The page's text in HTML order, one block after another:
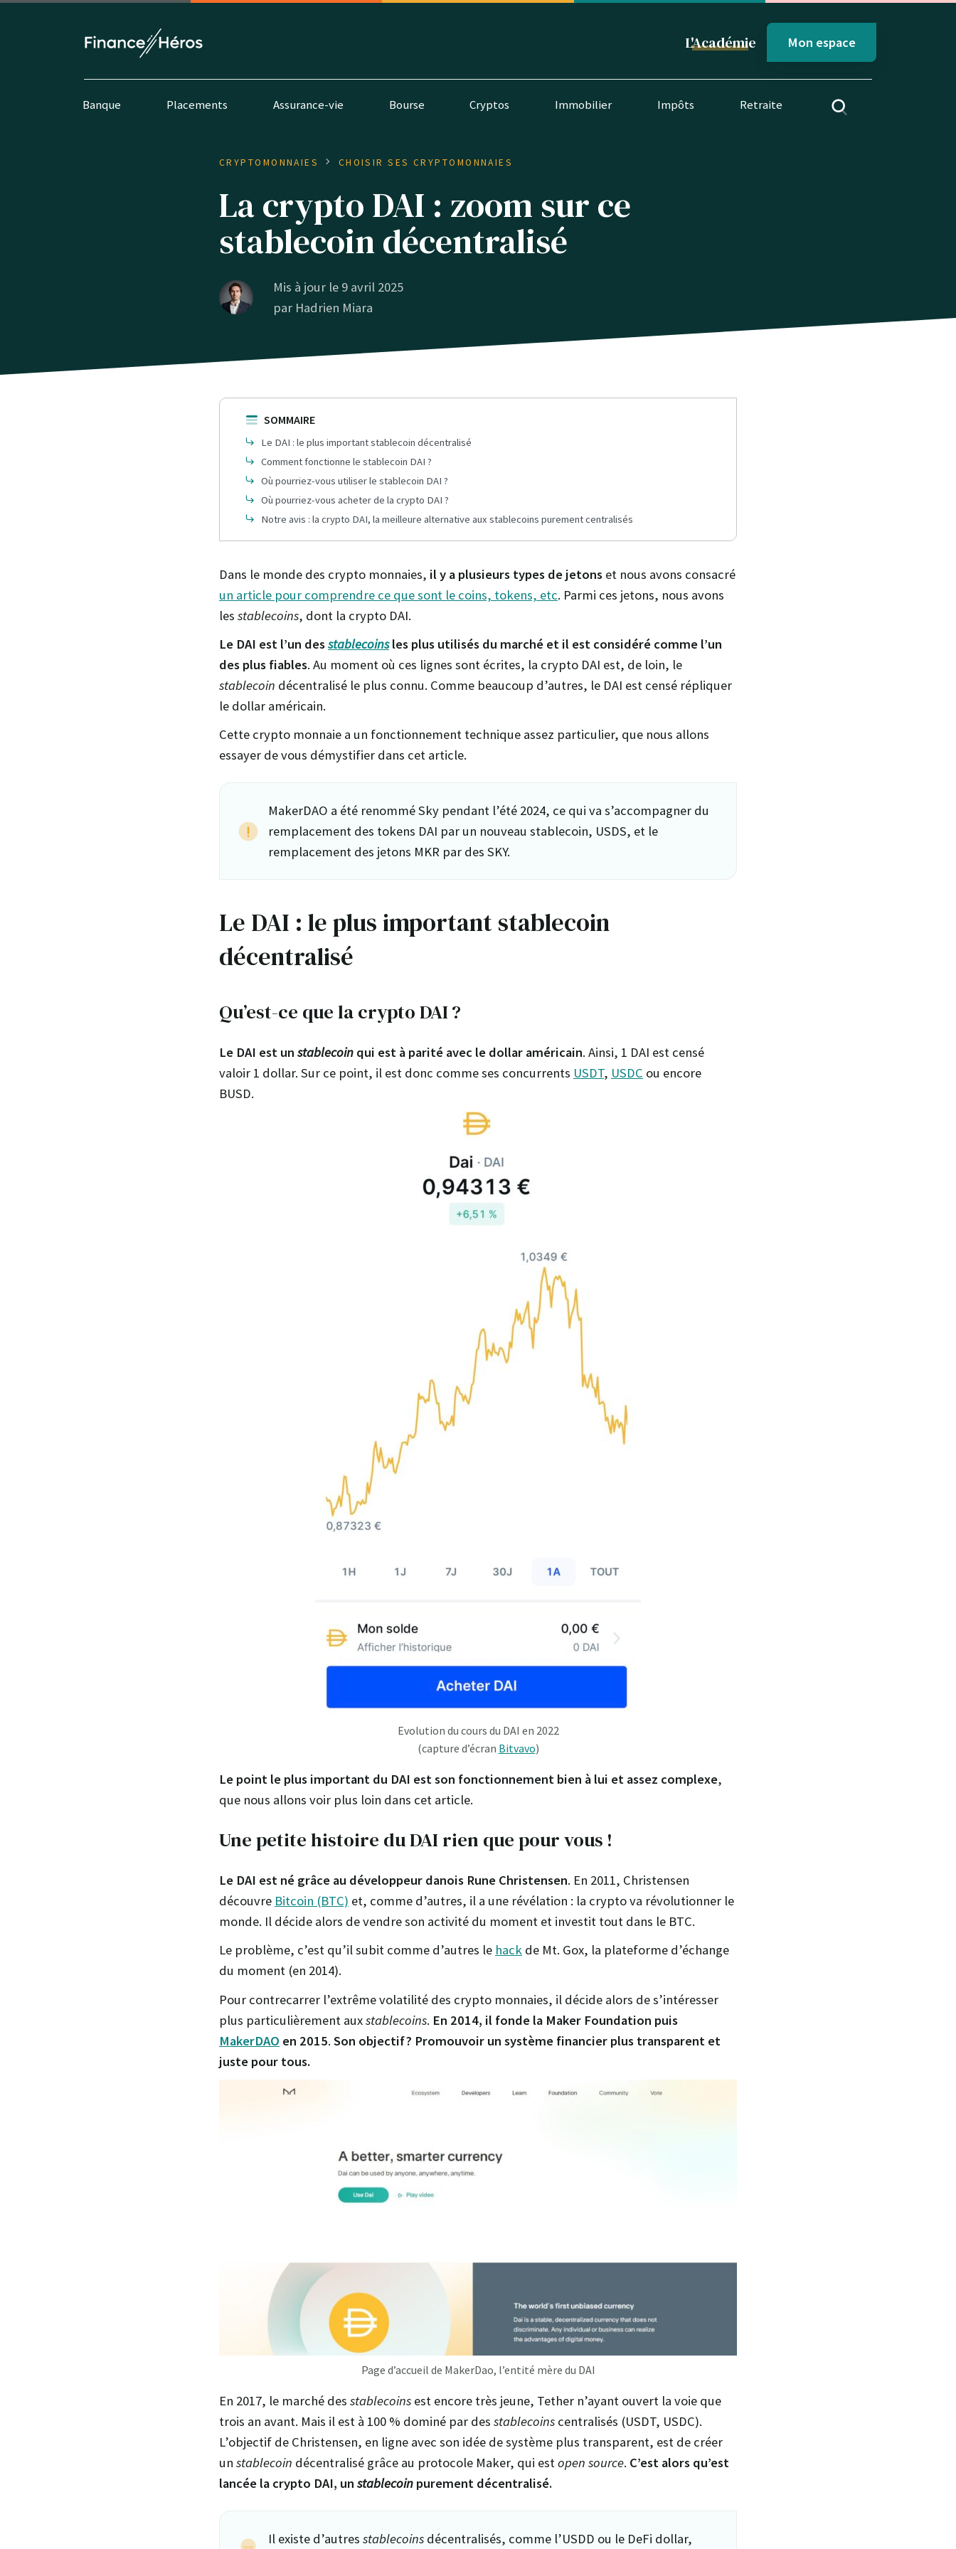
L'Académie Mon espace
Banque Placements Assurance-vie Bourse Cryptos Immobilier Impôts Retraite
CRYPTOMONNAIES CHOISIR SES CRYPTOMONNAIES
La crypto DAI : zoom sur ce
stablecoin décentralisé
Mis à jour le 9 avril 2025
par Hadrien Miara
SOMMAIRE
Le DAI : le plus important stablecoin décentralisé
Comment fonctionne le stablecoin DAI ?
Où pourriez-vous utiliser le stablecoin DAI ?
Où pourriez-vous acheter de la crypto DAI ?
Notre avis : la crypto DAI, la meilleure alternative aux stablecoins purement centralisés
Dans le monde des crypto monnaies, il y a plusieurs types de jetons et nous avons consacré
un article pour comprendre ce que sont le coins, tokens, etc. Parmi ces jetons, nous avons
les stablecoins, dont la crypto DAI.
Le DAI est l’un desstablecoinsles plus utilisés du marché et il est considéré comme l’un
des plus fiables. Au moment où ces lignes sont écrites, la crypto DAI est, de loin, le
stablecoin décentralisé le plus connu. Comme beaucoup d’autres, le DAI est censé répliquer
le dollar américain.
Cette crypto monnaie a un fonctionnement technique assez particulier, que nous allons
essayer de vous démystifier dans cet article.
MakerDAO a été renommé Sky pendant l’été 2024, ce qui va s’accompagner du
remplacement des tokens DAI par un nouveau stablecoin, USDS, et le
remplacement des jetons MKR par des SKY.
Le DAI : le plus important stablecoin
décentralisé
Qu’est-ce que la crypto DAI ?
Le DAI est un stablecoin qui est à parité avec le dollar américain. Ainsi, 1 DAI est censé
valoir 1 dollar. Sur ce point, il est donc comme ses concurrents USDT, USDC ou encore
BUSD.
Evolution du cours du DAI en 2022
(capture d’écran Bitvavo)
Le point le plus important du DAI est son fonctionnement bien à lui et assez complexe,
que nous allons voir plus loin dans cet article.
Une petite histoire du DAI rien que pour vous !
Le DAI est né grâce au développeur danois Rune Christensen. En 2011, Christensen
découvre Bitcoin (BTC) et, comme d’autres, il a une révélation : la crypto va révolutionner le
monde. Il décide alors de vendre son activité du moment et investit tout dans le BTC.
Le problème, c’est qu’il subit comme d’autres le hack de Mt. Gox, la plateforme d’échange
du moment (en 2014).
Pour contrecarrer l’extrême volatilité des crypto monnaies, il décide alors de s’intéresser
plus particulièrement auxstablecoins. En 2014, il fonde la Maker Foundation puis
MakerDAO en 2015. Son objectif ? Promouvoir un système financier plus transparent et
juste pour tous.
Page d’accueil de MakerDao, l’entité mère du DAI
En 2017, le marché des stablecoins est encore très jeune, Tether n’ayant ouvert la voie que
trois an avant. Mais il est à 100 % dominé par des stablecoins centralisés (USDT, USDC).
L’objectif de Christensen, en ligne avec son idée de système plus transparent, est de créer
un stablecoin décentralisé grâce au protocole Maker, qui estopen source. C’est alors qu’est
lancée la crypto DAI, un stablecoin purement décentralisé.
Il existe d’autres stablecoins décentralisés, comme l’USDD ou le DeFi dollar,